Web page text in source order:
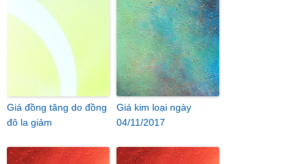
Giá đồng tăng do đồng
đô la giảm
Giá kim loại ngày
04/11/2017